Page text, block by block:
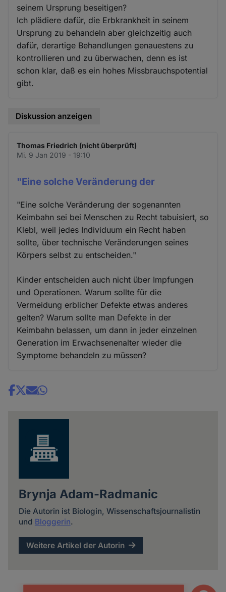
seinem Ursprung beseitigen?
Ich plädiere dafür, die Erbkrankheit in seinem
Ursprung zu behandeln aber gleichzeitig auch
dafür, derartige Behandlungen genauestens zu
kontrollieren und zu überwachen, denn es ist
schon klar, daß es ein hohes Missbrauchspotential
gibt.
Diskussion anzeigen
Thomas Friedrich (nicht überprüft)
Mi. 9 Jan 2019 - 19:10
"Eine solche Veränderung der
"Eine solche Veränderung der sogenannten
Keimbahn sei bei Menschen zu Recht tabuisiert, so
Klebl, weil jedes Individuum ein Recht haben
sollte, über technische Veränderungen seines
Körpers selbst zu entscheiden."
Kinder entscheiden auch nicht über Impfungen
und Operationen. Warum sollte für die
Vermeidung erblicher Defekte etwas anderes
gelten? Warum sollte man Defekte in der
Keimbahn belassen, um dann in jeder einzelnen
Generation im Erwachsenenalter wieder die
Symptome behandeln zu müssen?
Share
Brynja Adam-Radmanic
Die Autorin ist Biologin, Wissenschaftsjournalistin
und Bloggerin.
Weitere Artikel der Autorin